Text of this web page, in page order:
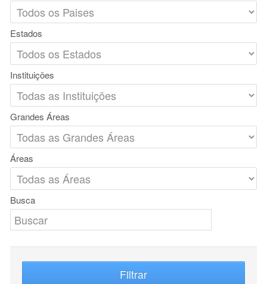
Estados
Instituições
Grandes Áreas
Áreas
Busca
Filtrar